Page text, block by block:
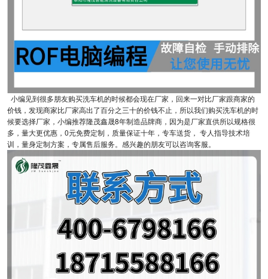
小编见到很多朋友购买洗车机的时候都会现在厂家，回来一对比厂家跟商家的
价钱，发现商家比厂家高出了百分之三十的价钱不止，所以我们购买洗车机的时
候要选择厂家，小编推荐隆茂鑫晟8年制造品牌商，因为是厂家直供所以规格很
多，量大更优惠，0元免费定制，质量保证十年，专车送货， 专人指导技术培
训，量身定制方案，专属售后服务。感兴趣的朋友可以咨询客服。